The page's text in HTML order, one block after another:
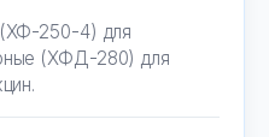
250-4) для
(ХФД-280) для